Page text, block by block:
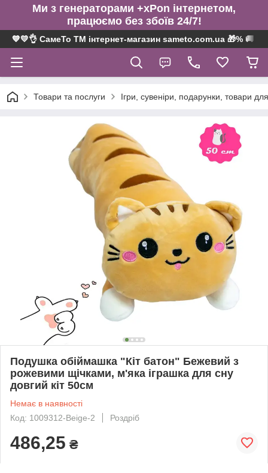
Ми з генераторами +xPon інтернетом,
працюємо без збоїв 24/7!
💙💛👌 СамеТо ТМ інтернет-магазин sameto.com.ua 🎁% 🚚 ⤵
Товари та послуги Ігри, сувеніри, подарунки, товари
Подушка обіймашка "Кіт батон" Бежевий з
рожевими щічками, м'яка іграшка для сну
довгий кіт 50см
Немає в наявності
Код: 1009312-Beige-2
Роздріб
486,25 ₴